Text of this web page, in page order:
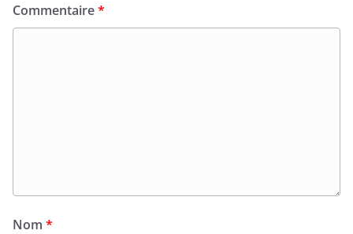
Commentaire*
Nom *